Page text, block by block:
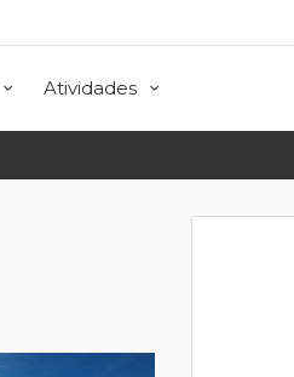
Atividades